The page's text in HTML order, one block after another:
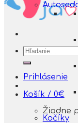
Hľadať:
Prihlásenie
Košík / 0€
Žiadne
Kočíky